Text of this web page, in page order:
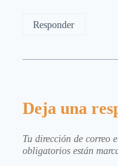
Responder
Deja una
Tu dirección de correo
obligatorios están